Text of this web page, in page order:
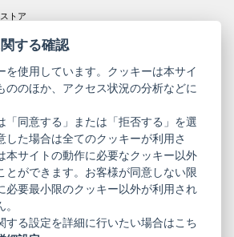
トア
ート
きものやまと振
袖
サイト
ご利用案内
特定商取引法に基づく表記
する確認
を使用しています。クッキーは本サイ
ののほか、アクセス状況の分析などに
「同意する」または「拒否する」を選
した場合は全てのクッキーが利用さ
本サイトの動作に必要なクッキー以外
とができます。お客様が同意しない限
必要最小限のクッキー以外が利用され
する設定を詳細に行いたい場合はこち